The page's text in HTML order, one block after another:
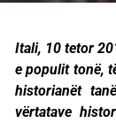
Itali, 10 tetor
e populit tonë,
historianët
vërtatave